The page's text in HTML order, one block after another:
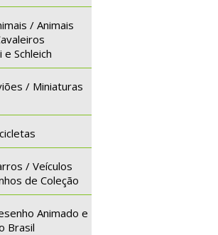
/ Animais
Schleich
/ Miniaturas
/ Veículos
de Coleção
Animado e
Brasil